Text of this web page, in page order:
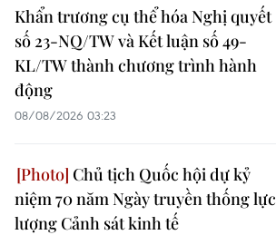
Khẩn trương cụ thể hóa Nghị quyết
số 23-NQ/TW và Kết luận số 49-
KL/TW thành chương trình hành
động
08/08/2026 03:23
Chủ tịch Quốc hội dự kỷ
niệm 70 năm Ngày truyền thống lực
lượng Cảnh sát kinh tế